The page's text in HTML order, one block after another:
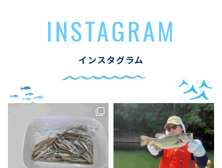
INSTAGRAM
インスタグラム